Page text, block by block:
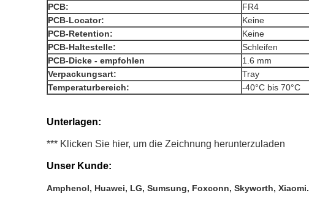
PCB:
FR4
PCB-Locator:
Keine
PCB-Retention:
Keine
PCB-Haltestelle:
Schleifen
PCB-Dicke - empfohlen
1.6 mm
Verpackungsart:
Tray
Temperaturbereich:
-40°C bis 70°C
Unterlagen:
*** Klicken Sie hier, um die Zeichnung herunterzuladen
Unser Kunde:
Amphenol, Huawei, LG, Sumsung, Foxconn, Skyworth, Xiaomi.